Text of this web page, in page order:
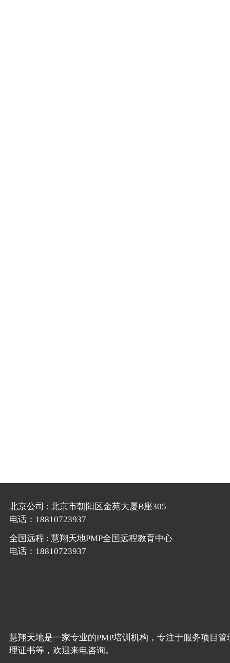
北京公司 : 北京市朝阳区金苑大厦B座305
电话：18810723937
全国远程 : 慧翔天地PMP全国远程教育中心
电话：18810723937
慧翔天地是一家专业的PMP培训机构，专注于服务项目
理证书等，欢迎来电咨询。